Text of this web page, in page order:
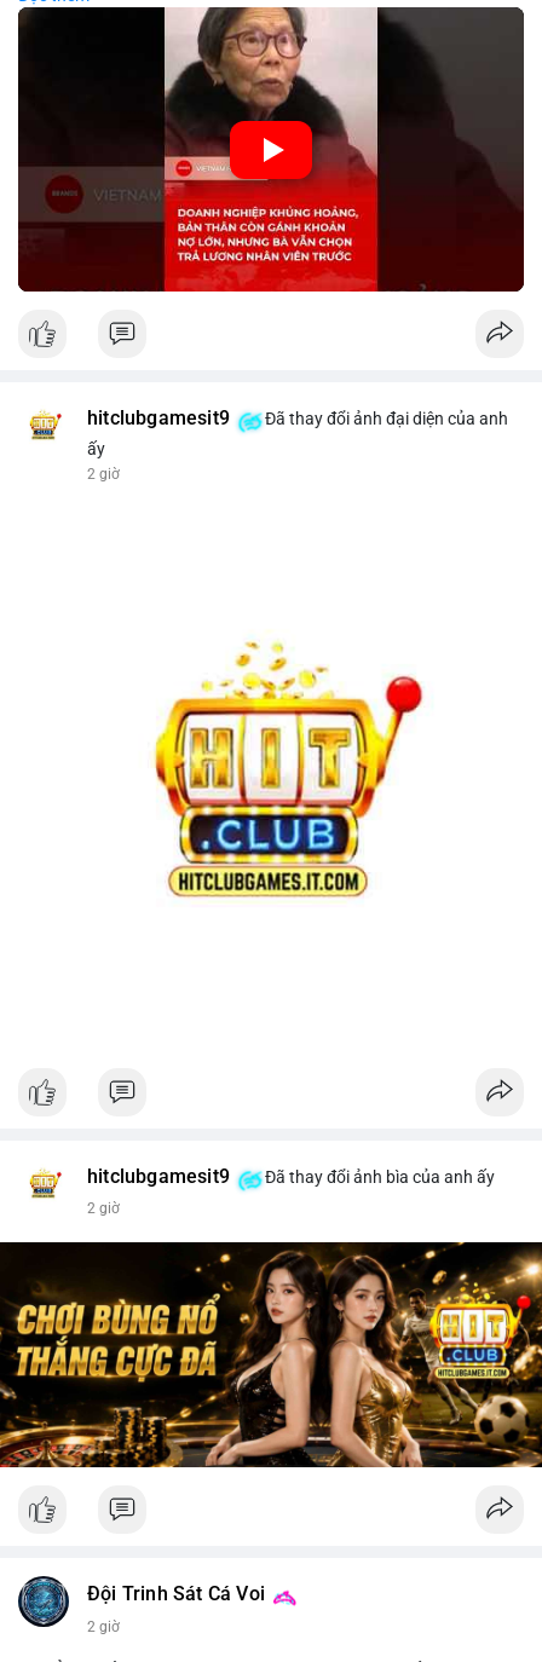
vào nhân lực, cho thấy chiến lược giảm chi phí hoặc điều chỉnh
mô hình kinh doanh. Điều này có thể ảnh hưởng đến thị trường
crypto và các doanh nghiệp liên quan trong tương lai.
🎥 Xem video trực tiếp tại:
Nguồn: KIEN THUC KINH TE
hitclubgamesit9
Đã thay đổi ảnh đại diện của anh
ấy
2 giờ
hitclubgamesit9 Đã thay đổi ảnh bìa của anh ấy
2 giờ
Đội Trinh Sát Cá Voi
2 giờ